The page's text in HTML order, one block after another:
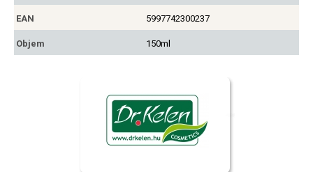
EAN 5997742300237
Objem 150ml